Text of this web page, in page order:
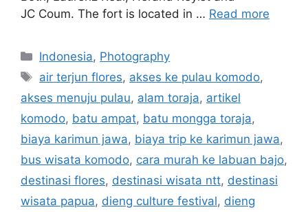
JC Coum. The fort is located in … Read more
Indonesia, Photography
air terjun flores, akses ke pulau komodo,
akses menuju pulau, alam toraja, artikel
komodo, batu ampat, batu mongga toraja,
biaya karimun jawa, biaya trip ke karimun jawa,
bus wisata komodo, cara murah ke labuan bajo,
destinasi flores, destinasi wisata ntt, destinasi
wisata papua, dieng culture festival, dieng